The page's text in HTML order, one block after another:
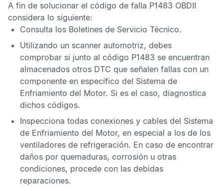
A fin de solucionar el código de falla P1483 OBDII
considera lo siguiente:
Consulta los Boletines de Servicio Técnico.
Utilizando un scanner automotriz, debes
comprobar si junto al código P1483 se encuentran
almacenados otros DTC que señalen fallas con un
componente en específico del Sistema de
Enfriamiento del Motor. Si es el caso, diagnostica
dichos códigos.
Inspecciona todas conexiones y cables del Sistema
de Enfriamiento del Motor, en especial a los de los
ventiladores de refrigeración. En caso de encontrar
daños por quemaduras, corrosión u otras
condiciones, procede con las debidas
reparaciones.